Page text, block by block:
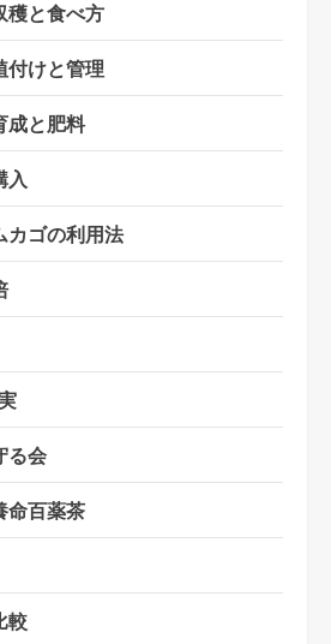
穫と食べ方
付けと管理
成と肥料
入
カゴの利用法
る会
命百薬茶
較